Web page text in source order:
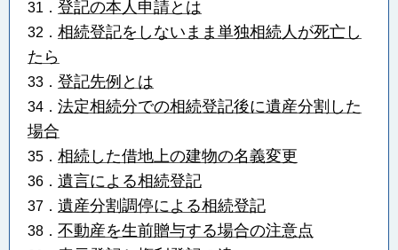
31． 登記の本人申請とは
32． 相続登記をしないまま単独相続人が死亡し
たら
33． 登記先例とは
34． 法定相続分での相続登記後に遺産分割した
場合
35． 相続した借地上の建物の名義変更
36． 遺言による相続登記
37． 遺産分割調停による相続登記
38． 不動産を生前贈与する場合の注意点